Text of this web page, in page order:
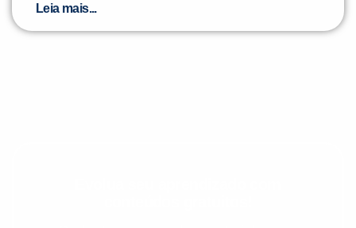
Leia mais...